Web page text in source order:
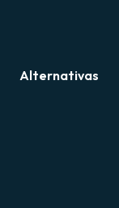
Alternativas